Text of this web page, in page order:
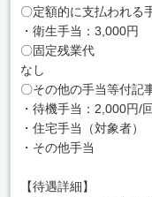
〇定額的に支払われる
・衛生手当：3,000円
〇固定残業代
なし
〇その他の手当等付記
・待機手当：2,000円/回
・住宅手当（対象者）
・その他手当
【待遇詳細】